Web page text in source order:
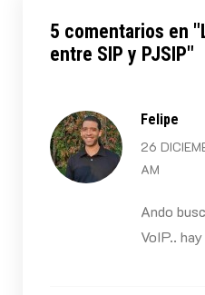
5 comentarios en "
entre SIP y PJSIP"
Felipe
26
AM
Ando
VoIP..